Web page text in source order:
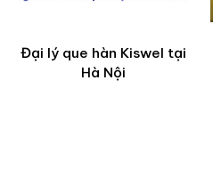
Đại lý que hàn Kiswel tại
Hà Nội